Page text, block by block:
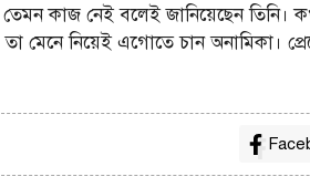
কাজ নেই বলেই জানিয়েছেন তিনি।
নিয়েই এগোতে চান অনামিকা।